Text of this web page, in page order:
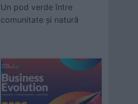
Un pod verde între
comunitate și natură